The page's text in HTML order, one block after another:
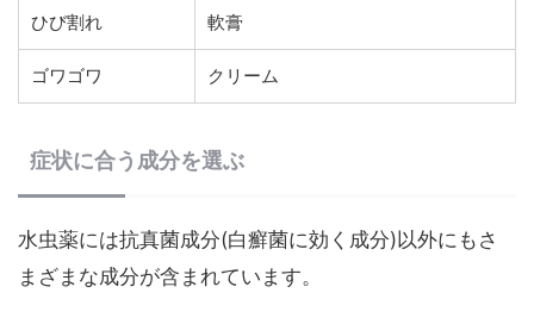
ひび割れ 軟膏
ゴワゴワ クリーム
症状に合う成分を選ぶ
水虫薬には抗真菌成分(白癬菌に効く成分)以外にもさ
まざまな成分が含まれています。